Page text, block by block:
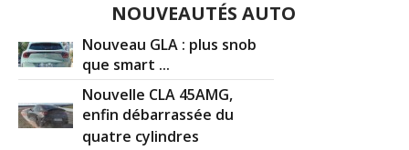
NOUVEAUTÉS AUTO
Nouveau GLA : plus snob
que smart ...
Nouvelle CLA 45AMG,
enfin débarrassée du
quatre cylindres